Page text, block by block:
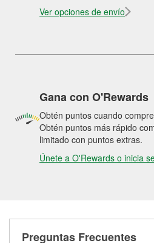
Ver opciones de envío
Gana con O'Rewards
Obtén puntos cuando
Obtén puntos más rápido
limitado con puntos extras.
Únete a O'Rewards o inicia
Preguntas Frecuentes